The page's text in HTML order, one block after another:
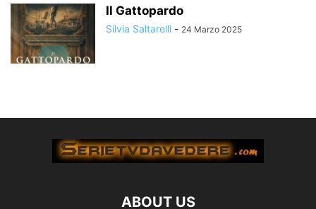
Il Gattopardo
Silvia Saltarelli - 24 Marzo 2025
ABOUT US